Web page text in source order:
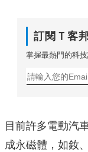
訂閱Ｔ客
掌握最熱門的科
目前許多電動汽
成永磁體，如釹